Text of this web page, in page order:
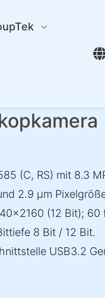
(C, RS) mit 8.3
2.9 µm
(12 Bit); 60
8 Bit / 12 Bit.
USB3.2